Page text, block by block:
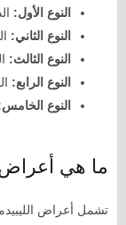
النوع الأول:
النوع الثاني:
النوع الثالث:
النوع الرابع:
النوع
ما هي أعراض
تشمل أعراض